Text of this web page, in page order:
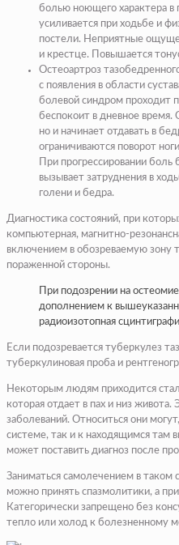
болью ноющего характера в
усиливается при ходьбе и
постели. Неприятные
и крестце. Повышается
Остеоартроз
с появления в области
болевой синдром проходит
беспокоит в дневное время.
но и начинает отдавать в
ограничиваются поворот
При прогрессировании
вызывает затруднения в
голени и бедра.
Диагностика состояний, при
компьютерная, магнитно-
включением в обозреваемую зону
пораженной стороны.
При подозрении на
дополнением к
радиоизотопная
Если подозревается туберкулез
туберкулиновая проба и
Некоторым людям приходится
которая отдает в пах и низ
заболеваний. Относиться они
системе, так и к находящимся там
может поставить диагноз после
Заниматься самолечением в таком
можно принять спазмолитики, а
Категорически запрещено без
тепло или холод к болезненному